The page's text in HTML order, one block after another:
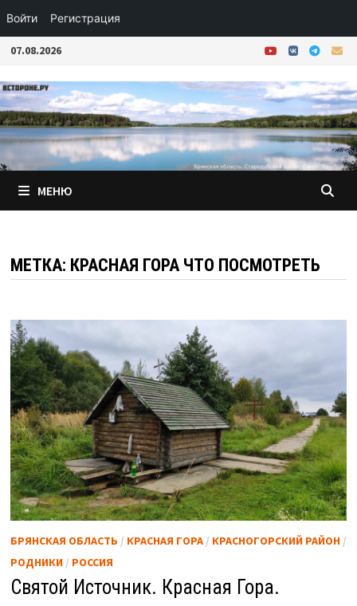
Войти Регистрация
Перейти
содержимому
07.08.2026
МЕНЮ
МЕТКА: КРАСНАЯ ГОРА ЧТО ПОСМОТРЕТЬ
БРЯНСКАЯ ОБЛАСТЬ / КРАСНАЯ ГОРА/ КРАСНОГОРСКИЙ РАЙОН/
РОДНИКИ/ РОССИЯ
Святой Источник. Красная Гора.